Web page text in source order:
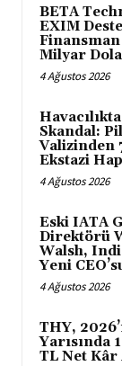
BETA
EXIM
Milyar
4 Ağustos 2026
Skandal:
Valizinden
Ekstazi
4 Ağustos 2026
Eski IATA
Direktörü
Walsh,
Yeni
4 Ağustos 2026
THY,
Yarısında
TL Net Kâr